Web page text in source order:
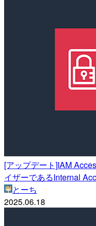
[アップデート]IAM
イザーであるInternal
とーち
2025.06.18